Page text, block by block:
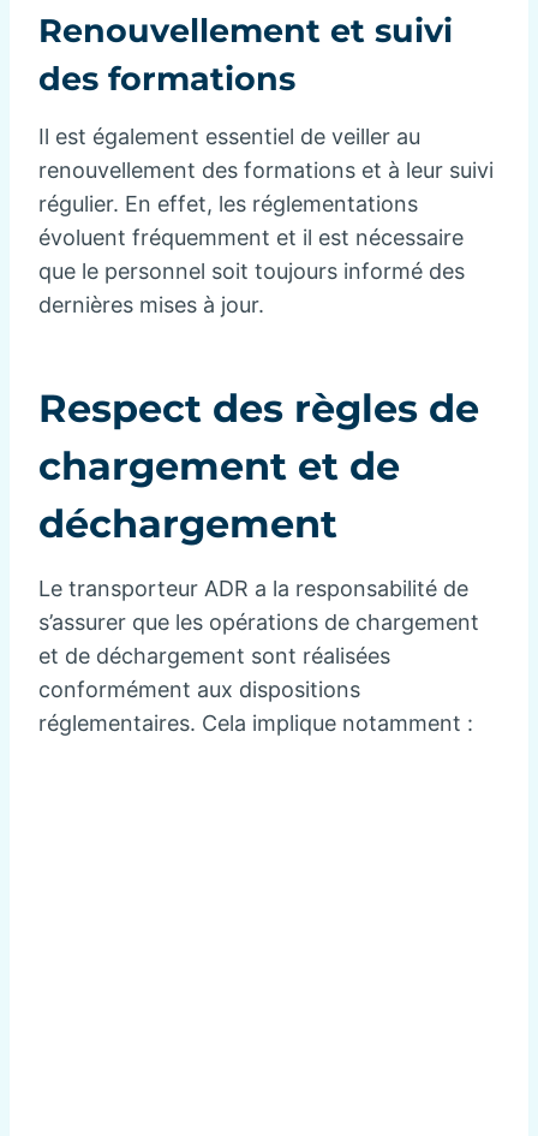
Renouvellement et suivi
des formations
Il est également essentiel de veiller au
renouvellement des formations et à leur suivi
régulier. En effet, les réglementations
évoluent fréquemment et il est nécessaire
que le personnel soit toujours informé des
dernières mises à jour.
Respect des règles de
chargement et de
déchargement
Le transporteur ADR a la responsabilité de
s’assurer que les opérations de chargement
et de déchargement sont réalisées
conformément aux dispositions
réglementaires. Cela implique notamment :